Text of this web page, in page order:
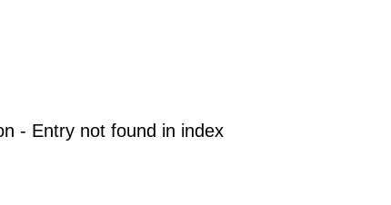
- Entry not found in index